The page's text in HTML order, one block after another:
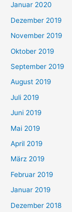
Januar 2020
Dezember 2019
November 2019
Oktober 2019
September 2019
August 2019
Juli 2019
Juni 2019
Mai 2019
April 2019
März 2019
Februar 2019
Januar 2019
Dezember 2018